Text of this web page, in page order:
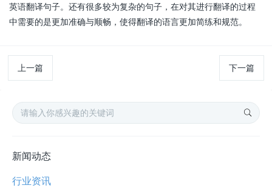
英语翻译句子。还有很多较为复杂的句子，在对其进行翻译的过程
中需要的是更加准确与顺畅，使得翻译的语言更加简练和规范。
上一篇 下一篇
新闻动态
行业资讯